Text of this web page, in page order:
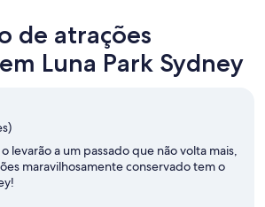
de atrações
Luna Park Sydney
levarão a um passado que não volta mais,
maravilhosamente conservado tem o